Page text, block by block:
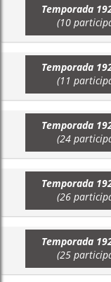
Temporada
(10
Temporada
(11
Temporada
(24
Temporada
(26
Temporada
(25